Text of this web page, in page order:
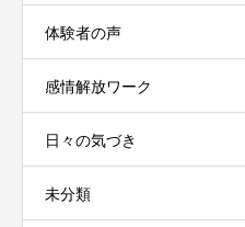
体験者の声
感情解放ワーク
日々の気づき
未分類